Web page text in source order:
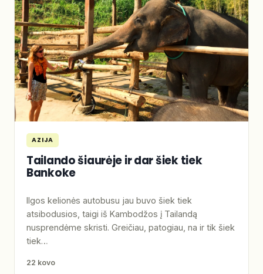
AZIJA
Tailando šiaurėje ir dar šiek tiek
Bankoke
Ilgos kelionės autobusu jau buvo šiek tiek
atsibodusios, taigi iš Kambodžos į Tailandą
nusprendėme skristi. Greičiau, patogiau, na ir tik šiek
tiek…
22 kovo